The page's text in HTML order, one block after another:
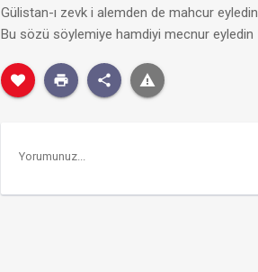
Gülistan-ı zevk i alemden de mahcur eyledin
Bu sözü söylemiye hamdiyi mecnur eyledin